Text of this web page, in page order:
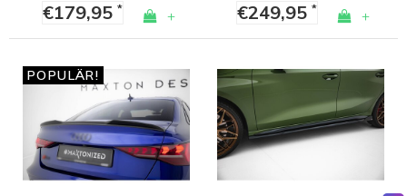
€179,95* + €249,95* +
POPULÄR!